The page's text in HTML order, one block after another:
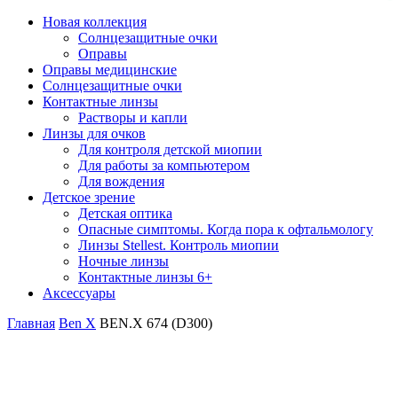
Новая коллекция
Солнцезащитные очки
Оправы
Оправы медицинские
Солнцезащитные очки
Контактные линзы
Растворы и капли
Линзы для очков
Для контроля детской миопии
Для работы за компьютером
Для вождения
Детское зрение
Детская оптика
Опасные симптомы. Когда пора к офтальмологу
Линзы Stellest. Контроль миопии
Ночные линзы
Контактные линзы 6+
Аксессуары
Главная Ben X BEN.X 674 (D300)